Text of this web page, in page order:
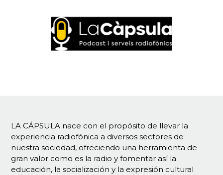
LA CÁPSULA nace con el propósito de llevar la
experiencia radiofónica a diversos sectores de
nuestra sociedad, ofreciendo una herramienta de
gran valor como es la radio y fomentar así la
educación, la socialización y la expresión cultural